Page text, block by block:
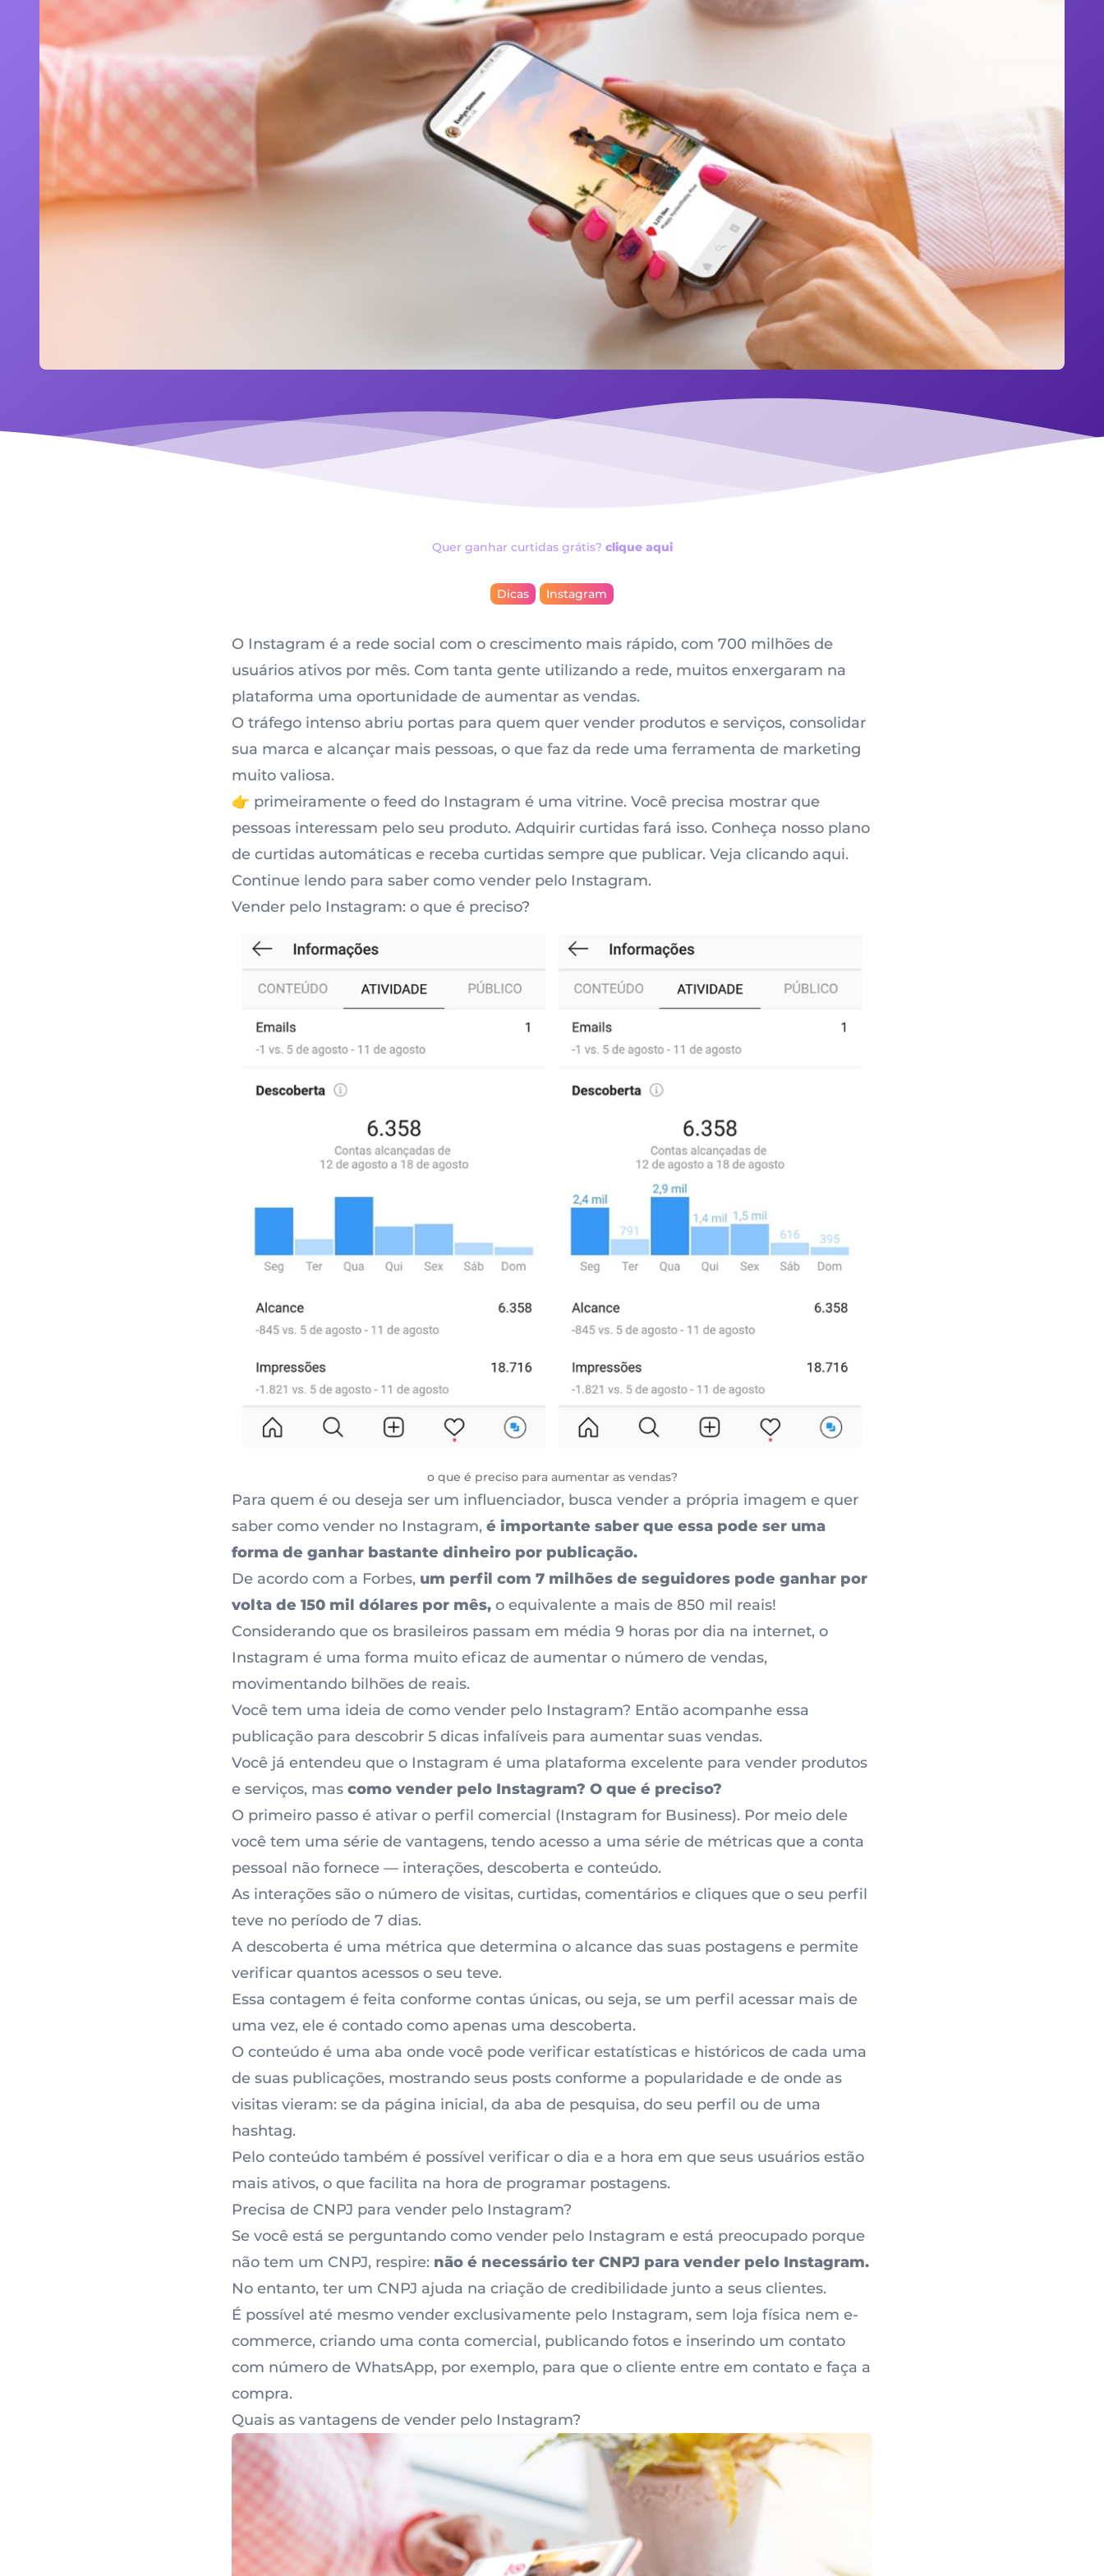
Quer ganhar curtidas grátis? clique aqui
Dicas Instagram
O Instagram é a rede social com o crescimento mais rápido, com 700 milhões de
usuários ativos por mês. Com tanta gente utilizando a rede, muitos enxergaram na
plataforma uma oportunidade de aumentar as vendas.
O tráfego intenso abriu portas para quem quer vender produtos e serviços, consolidar
sua marca e alcançar mais pessoas, o que faz da rede uma ferramenta de marketing
muito valiosa.
👉 primeiramente o feed do Instagram é uma vitrine. Você precisa mostrar que
pessoas interessam pelo seu produto. Adquirir curtidas fará isso. Conheça nosso plano
de curtidas automáticas e receba curtidas sempre que publicar. Veja clicando aqui.
Continue lendo para saber como vender pelo Instagram.
Vender pelo Instagram: o que é preciso?
o que é preciso para aumentar as vendas?
Para quem é ou deseja ser um influenciador, busca vender a própria imagem e quer
saber como vender no Instagram, é importante saber que essa pode ser uma
forma de ganhar bastante dinheiro por publicação.
De acordo com a Forbes, um perfil com 7 milhões de seguidores pode ganhar por
volta de 150 mil dólares por mês, o equivalente a mais de 850 mil reais!
Considerando que os brasileiros passam em média 9 horas por dia na internet, o
Instagram é uma forma muito eficaz de aumentar o número de vendas,
movimentando bilhões de reais.
Você tem uma ideia de como vender pelo Instagram? Então acompanhe essa
publicação para descobrir 5 dicas infalíveis para aumentar suas vendas.
Você já entendeu que o Instagram é uma plataforma excelente para vender produtos
e serviços, mas como vender pelo Instagram? O que é preciso?
O primeiro passo é ativar o perfil comercial (Instagram for Business). Por meio dele
você tem uma série de vantagens, tendo acesso a uma série de métricas que a conta
pessoal não fornece — interações, descoberta e conteúdo.
As interações são o número de visitas, curtidas, comentários e cliques que o seu perfil
teve no período de 7 dias.
A descoberta é uma métrica que determina o alcance das suas postagens e permite
verificar quantos acessos o seu teve.
Essa contagem é feita conforme contas únicas, ou seja, se um perfil acessar mais de
uma vez, ele é contado como apenas uma descoberta.
O conteúdo é uma aba onde você pode verificar estatísticas e históricos de cada uma
de suas publicações, mostrando seus posts conforme a popularidade e de onde as
visitas vieram: se da página inicial, da aba de pesquisa, do seu perfil ou de uma
hashtag.
Pelo conteúdo também é possível verificar o dia e a hora em que seus usuários estão
mais ativos, o que facilita na hora de programar postagens.
Precisa de CNPJ para vender pelo Instagram?
Se você está se perguntando como vender pelo Instagram e está preocupado porque
não tem um CNPJ, respire: não é necessário ter CNPJ para vender pelo Instagram.
No entanto, ter um CNPJ ajuda na criação de credibilidade junto a seus clientes.
É possível até mesmo vender exclusivamente pelo Instagram, sem loja física nem e-
commerce, criando uma conta comercial, publicando fotos e inserindo um contato
com número de WhatsApp, por exemplo, para que o cliente entre em contato e faça a
compra.
Quais as vantagens de vender pelo Instagram?